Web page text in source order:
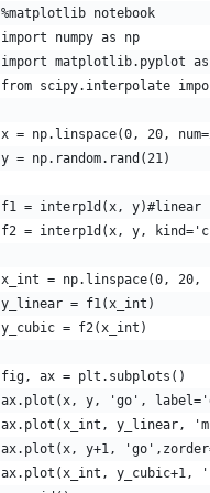
%matplotlib notebook
import numpy as np
import matplotlib.pyplot
from scipy.interpolate
x = np.linspace(0, 20,
y = np.random.rand(21)
f1 = interp1d(x, y)#linear
f2 = interp1d(x, y,
x_int = np.linspace(0, 20,
y_linear = f1(x_int)
y_cubic = f2(x_int)
fig, ax = plt.subplots()
ax.plot(x, y, 'go',
ax.plot(x_int, y_linear,
ax.plot(x, y+1,
ax.plot(x_int, y_cubic+1,